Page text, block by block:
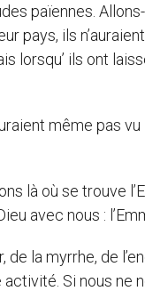
païennes.
pays, ils
lorsqu’ ils ont
même pas vu
là où se trouve
avec nous :
la myrrhe, de
Si nous ne